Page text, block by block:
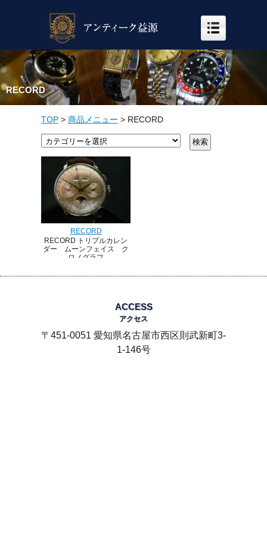
RECORD
TOP > 商品メニュー > RECORD
RECORD
RECORD トリプルカレン
ダー ムーンフェイス ク
ロノグラフ
ACCESS
アクセス
〒451-0051 愛知県名古屋市西区則武新町3-
1-146号